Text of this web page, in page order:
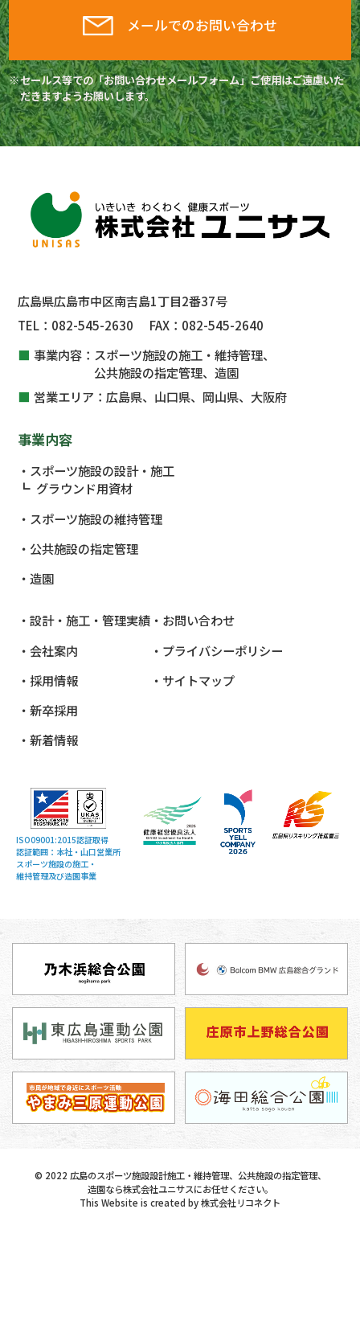
メールでのお問い合わせ
セールス等での「お問い合わせメールフォーム」ご使用はご遠慮いた
だきますようお願いします。
広島県広島市中区南吉島1丁目2番37号
TEL： 082-545-2630 FAX： 082-545-2640
事業内容： スポーツ施設の施工・維持管理、
公共施設の指定管理、 造園
営業エリア： 広島県、山口県、岡山県、大阪府
事業内容
スポーツ施設の設計・施工
グラウンド用資材
スポーツ施設の維持管理
公共施設の指定管理
造園
設計・施工・管理実績
会社案内
採用情報
新卒採用
新着情報
お問い合わせ
プライバシーポリシー
サイトマップ
ISO09001:2015認証取得
認証範囲：本社・山口営業所
スポーツ施設の施工・
維持管理及び造園事業
© 2022 広島のスポーツ施設設計施工・維持管理、公共施設の指定管理、
造園なら株式会社ユニサスにお任せください。
This Website is created by株式会社リコネクト